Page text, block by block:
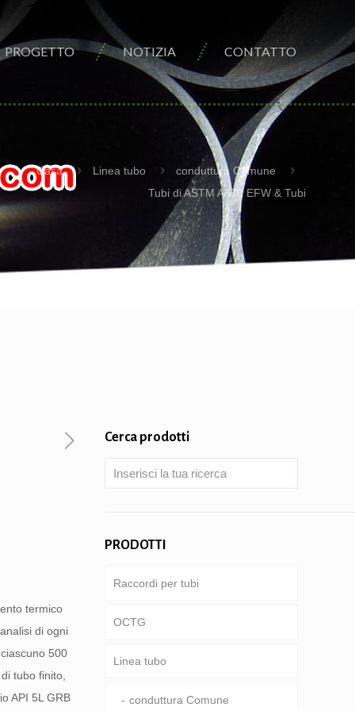
PROGETTO NOTIZIA CONTATTO
Casa Linea tubo
conduttura Comune
Tubi di ASTM A672 EFW & Tubi
termico
di ogni
500
tubo finito,
API 5L GRB
Cerca prodotti
PRODOTTI
Raccordi per tubi
OCTG
Tubi & involucro
Asta di perforazione
Linea tubo
conduttura Comune